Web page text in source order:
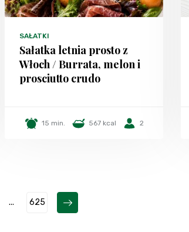
SAŁATKI
Sałatka letnia prosto z
Włoch / Burrata, melon i
prosciutto crudo
15 min. 567 kcal 2
... 625